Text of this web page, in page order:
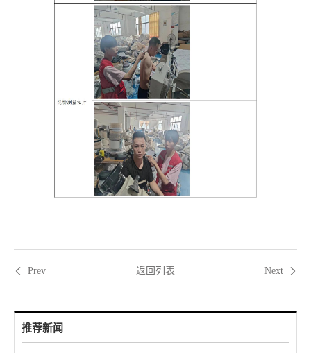
Prev 返回列表 Next
推荐新闻